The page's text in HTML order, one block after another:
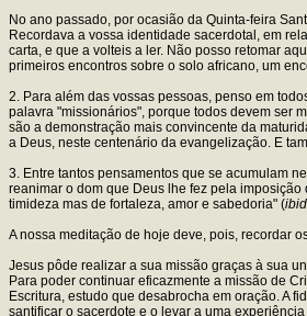
No ano passado, por ocasião da Quinta-feira
Recordava a vossa identidade sacerdotal, em
carta, e que a volteis a ler. Não posso retomar
primeiros encontros sobre o solo africano, um
2. Para além das vossas pessoas, penso em
palavra "missionários", porque todos devem ser
são a demonstração mais convincente da
a Deus, neste centenário da evangelização. E
3. Entre tantos pensamentos que se acumulam
reanimar o dom que Deus lhe fez pela imposição
timideza mas de fortaleza, amor e sabedoria" (ibid
A nossa meditação de hoje deve, pois, recordar
Jesus pôde realizar a sua missão graças à sua
Para poder continuar eficazmente a missão de
Escritura, estudo que desabrocha em oração. A
santificar o sacerdote e o levar a uma